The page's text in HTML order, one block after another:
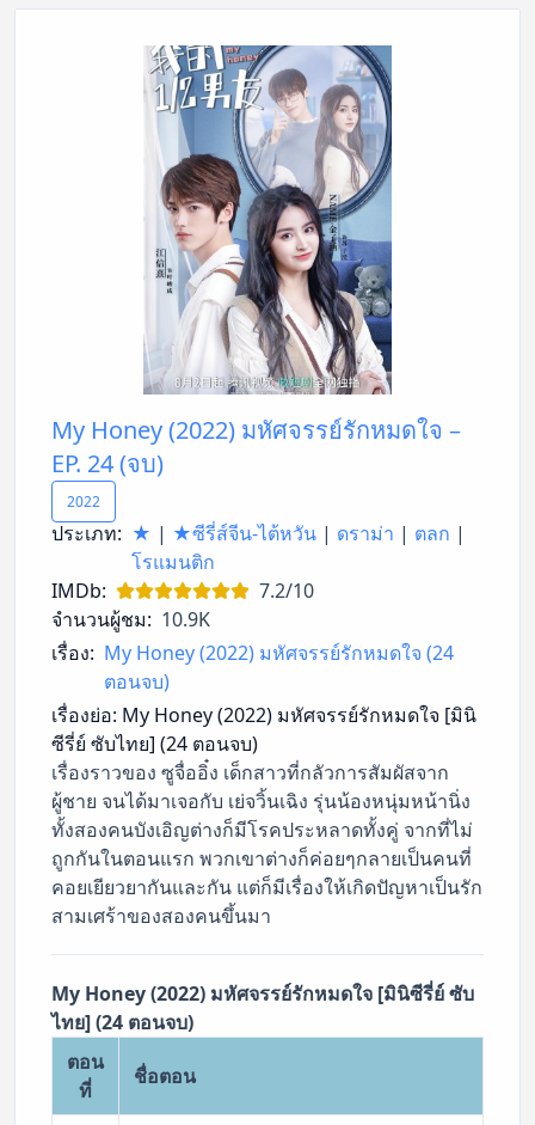
My Honey (2022) มหัศจรรย์รักหมดใจ –
EP. 24 (จบ)
2022
ประเภท: ★ | ★ซีรี่ส์จีน-ไต้หวัน | ดราม่า | ตลก |
โรแมนติก
IMDb:
7.2/10
จำนวนผู้ชม: 10.9K
เรื่อง: My Honey (2022) มหัศจรรย์รักหมดใจ (24
ตอนจบ)
เรื่องย่อ: My Honey (2022) มหัศจรรย์รักหมดใจ [มินิ
ซีรี่ย์ ซับไทย] (24 ตอนจบ)
เรื่องราวของ ซูจื่ออิ๋ง เด็กสาวที่กลัวการสัมผัสจาก
ผู้ชาย จนได้มาเจอกับ เย่จวิ้นเฉิง รุ่นน้องหนุ่มหน้านิ่ง
ทั้งสองคนบังเอิญต่างก็มีโรคประหลาดทั้งคู่ จากที่ไม่
ถูกกันในตอนแรก พวกเขาต่างก็ค่อยๆกลายเป็นคนที่
คอยเยียวยากันและกัน แต่ก็มีเรื่องให้เกิดปัญหาเป็นรัก
สามเศร้าของสองคนขึ้นมา
My Honey (2022) มหัศจรรย์รักหมดใจ [มินิซีรี่ย์ ซับ
ไทย] (24 ตอนจบ)
ตอน
ที่
ชื่อตอน